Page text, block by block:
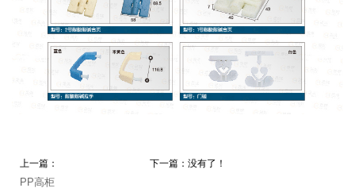
上一篇：
PP高柜
下一篇：没有了！